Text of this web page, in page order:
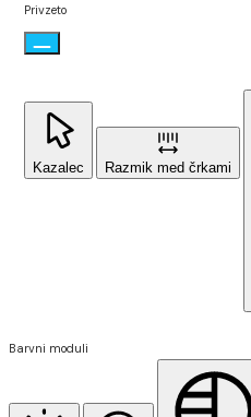
Privzeto
Kazalec Razmik med črkami
Barvni moduli